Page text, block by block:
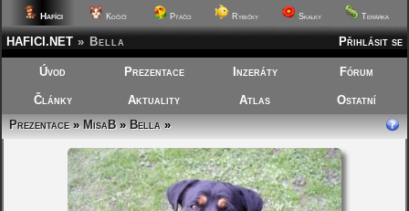
Hafíci Kočičí Ptáčci Rybičky Skalky Terárka
Přihlásit se
HAFICI.NET » Bella
Úvod Prezentace Inzeráty Fórum
Články Aktuality Atlas
Ostatní
Prezentace»MisaB»Bella»